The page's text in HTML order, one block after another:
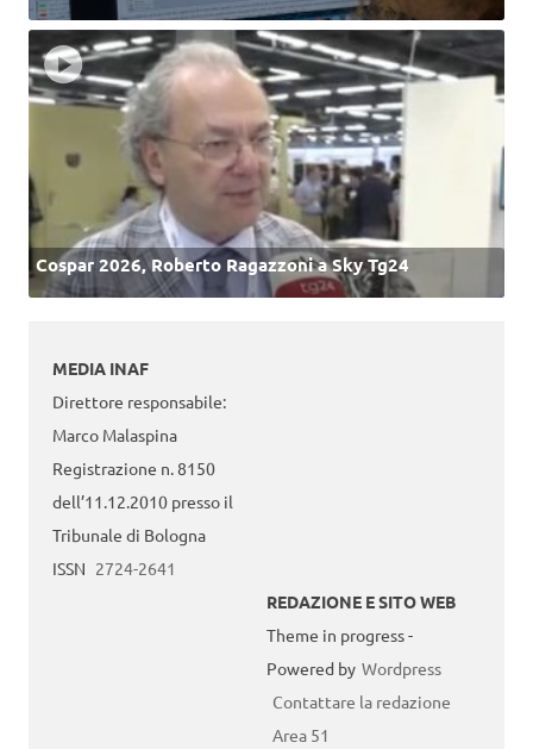
Cospar 2026, Roberto Ragazzoni a Sky Tg24
MEDIA INAF
Direttore responsabile:
Marco Malaspina
Registrazione n. 8150
dell’11.12.2010 presso il
Tribunale di Bologna
ISSN 2724-2641
REDAZIONE E SITO WEB
Theme in progress -
Powered by Wordpress
Contattare la redazione
Area 51